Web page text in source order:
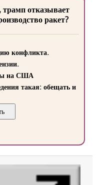
отказывает
ракет?
конфликта.
на США
такая: обещать и